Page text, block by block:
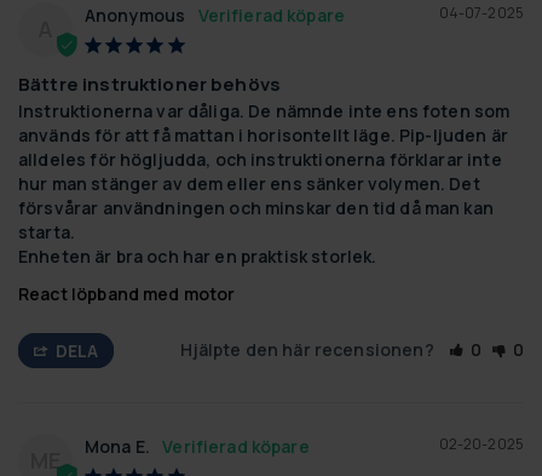
04-07-2025
Anonymous
Bättre instruktioner behövs
Instruktionerna var dåliga. De nämnde inte ens foten som
används för att få mattan i horisontellt läge. Pip-ljuden är
alldeles för högljudda, och instruktionerna förklarar inte
hur man stänger av dem eller ens sänker volymen. Det
försvårar användningen och minskar den tid då man kan
starta.
Enheten är bra och har en praktisk storlek.
React löpband med motor
DELA Hjälpte den här recensionen? 0 0
ME
02-20-2025
Mona E.